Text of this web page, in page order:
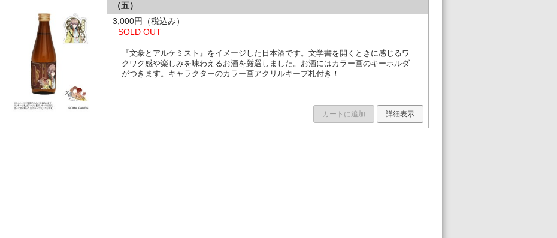
（五）
3,000円（税込み）
SOLD OUT
『文豪とアルケミスト』をイメージした日本酒です。文学書を開くときに感じるワ
クワク感や楽しみを味わえるお酒を厳選しました。お酒にはカラー画のキーホルダ
がつきます。キャラクターのカラー画アクリルキープ札付き！
カートに追加 詳細表示